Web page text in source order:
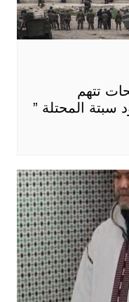
تتهم
سبتة المحتلة ”